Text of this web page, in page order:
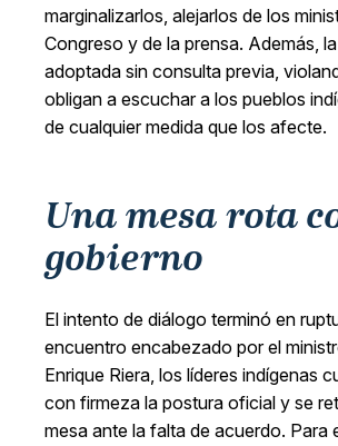
marginalizarlos, alejarlos de los
Congreso y de la prensa. Además,
adoptada sin consulta previa,
obligan a escuchar a los pueblos
de cualquier medida que los afecte.
Una mesa rota
gobierno
El intento de diálogo terminó en
encuentro encabezado por el
Enrique Riera, los líderes indígenas
con firmeza la postura oficial y se
mesa ante la falta de acuerdo. Para